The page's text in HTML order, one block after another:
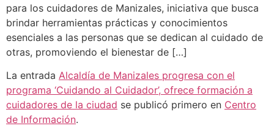
para los cuidadores de Manizales, iniciativa que busca
brindar herramientas prácticas y conocimientos
esenciales a las personas que se dedican al cuidado de
otras, promoviendo el bienestar de […]
La entrada Alcaldía de Manizales progresa con el
programa ‘Cuidando al Cuidador’, ofrece formación a
cuidadores de la ciudad se publicó primero en Centro
de Información.